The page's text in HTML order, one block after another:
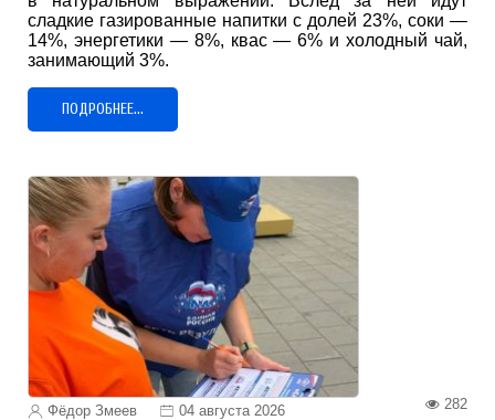
сладкие газированные напитки с долей 23%, соки —
14%, энергетики — 8%, квас — 6% и холодный чай,
занимающий 3%.
ПОДРОБНЕЕ...
Фёдор Змеев 04 августа 2026 282